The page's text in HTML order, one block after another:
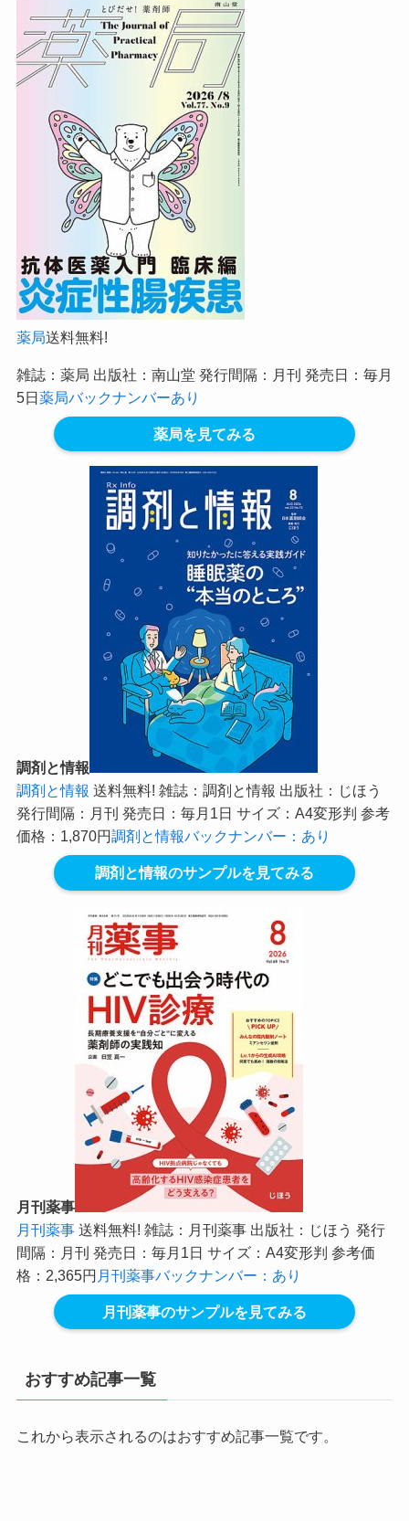
薬局送料無料!
雑誌：薬局 出版社：南山堂 発行間隔：月刊 発売日：毎月
5日薬局バックナンバーあり
薬局を見てみる
調剤と情報
調剤と情報 送料無料! 雑誌：調剤と情報 出版社：じほう
発行間隔：月刊 発売日：毎月1日 サイズ：A4変形判 参考
価格：1,870円調剤と情報バックナンバー：あり
調剤と情報のサンプルを見てみる
月刊薬事
月刊薬事送料無料! 雑誌：月刊薬事 出版社：じほう 発行
間隔：月刊 発売日：毎月1日 サイズ：A4変形判 参考価
格：2,365円 月刊薬事バックナンバー：あり
月刊薬事のサンプルを見てみる
おすすめ記事一覧
これから表示されるのはおすすめ記事一覧です。